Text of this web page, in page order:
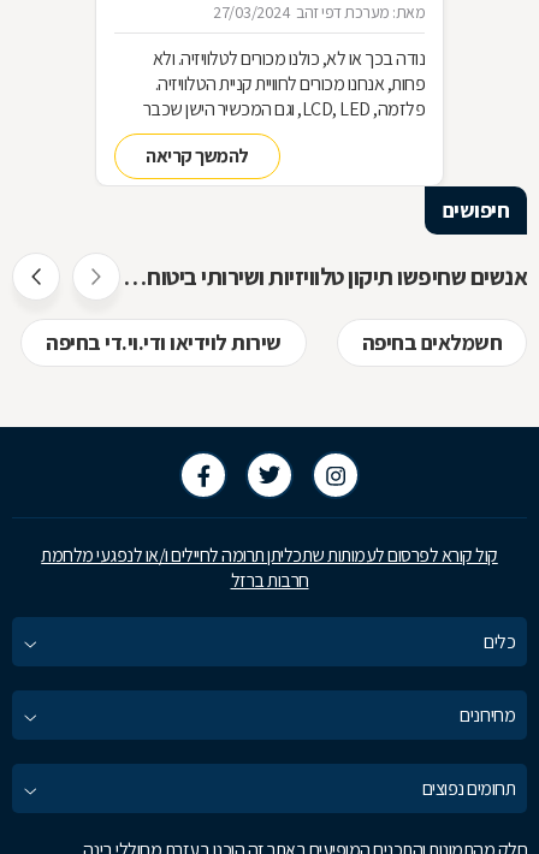
מאת: מערכת דפי זהב 27/03/2024
נודה בכך או לא, כולנו מכורים לטלוויזיה. ולא
פחות, אנחנו מכורים לחוויית קניית הטלוויזיה.
פלזמה, LCD, LED, וגם המכשיר הישן שכבר
שכחנו את שמו. כל כך הרבה אפשרויות וכל כך
מעט זמן. אז בשביל זה אנחנו כאןלהמשך קריאה
חיפושים
אנשים שחיפשו תיקון טלוויזיות ושירותי ביטוח חיפשו גם
חשמלאים בחיפה שירות לוידיאו ודי.וי.די בחיפה
קול קורא לפרסום לעמותות שתכליתן תרומה לחיילים ו/או לנפגעי מלחמת
חרבות ברזל
כלים
מחירונים
תחומים נפוצים